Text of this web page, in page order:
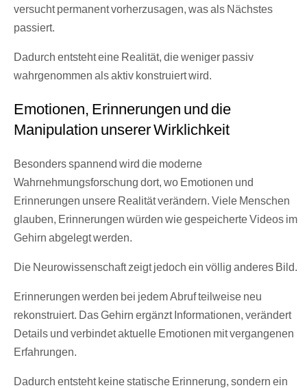
versucht permanent vorherzusagen, was als Nächstes
passiert.
Dadurch entsteht eine Realität, die weniger passiv
wahrgenommen als aktiv konstruiert wird.
Emotionen, Erinnerungen und die
Manipulation unserer Wirklichkeit
Besonders spannend wird die moderne
Wahrnehmungsforschung dort, wo Emotionen und
Erinnerungen unsere Realität verändern. Viele Menschen
glauben, Erinnerungen würden wie gespeicherte Videos im
Gehirn abgelegt werden.
Die Neurowissenschaft zeigt jedoch ein völlig anderes Bild.
Erinnerungen werden bei jedem Abruf teilweise neu
rekonstruiert. Das Gehirn ergänzt Informationen, verändert
Details und verbindet aktuelle Emotionen mit vergangenen
Erfahrungen.
Dadurch entsteht keine statische Erinnerung, sondern ein